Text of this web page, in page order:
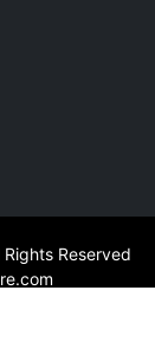
Rights Reserved